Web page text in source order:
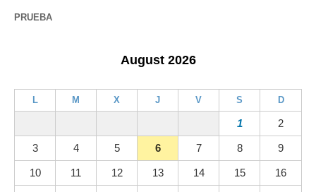
PRUEBA
August 2026
L M X J V S D
1 2
3 4 5 6 7 8 9
10 11 12 13 14 15 16